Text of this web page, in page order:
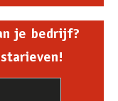
je bedrijf?